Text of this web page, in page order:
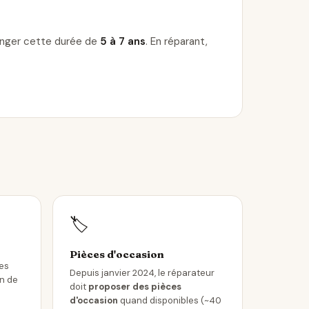
cette durée de 5 à 7 ans. En réparant,
de
🏷️
Pièces d'occasion
Depuis janvier 2024, le réparateur
doit proposer des pièces
d'occasion quand disponibles (~40